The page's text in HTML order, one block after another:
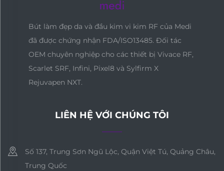
Bút làm đẹp da và đầu kim vi kim RF của Medi
đã được chứng nhận FDA/ISO13485. Đối tác
OEM chuyên nghiệp cho các thiết bị Vivace RF,
Scarlet SRF, Infini, Pixel8 và Sylfirm X
Rejuvapen NXT.
LIÊN HỆ VỚI CHÚNG TÔI
Số 137, Trung Sơn Ngũ Lộc, Quận Việt Tú, Quảng Châu,
Trung Quốc